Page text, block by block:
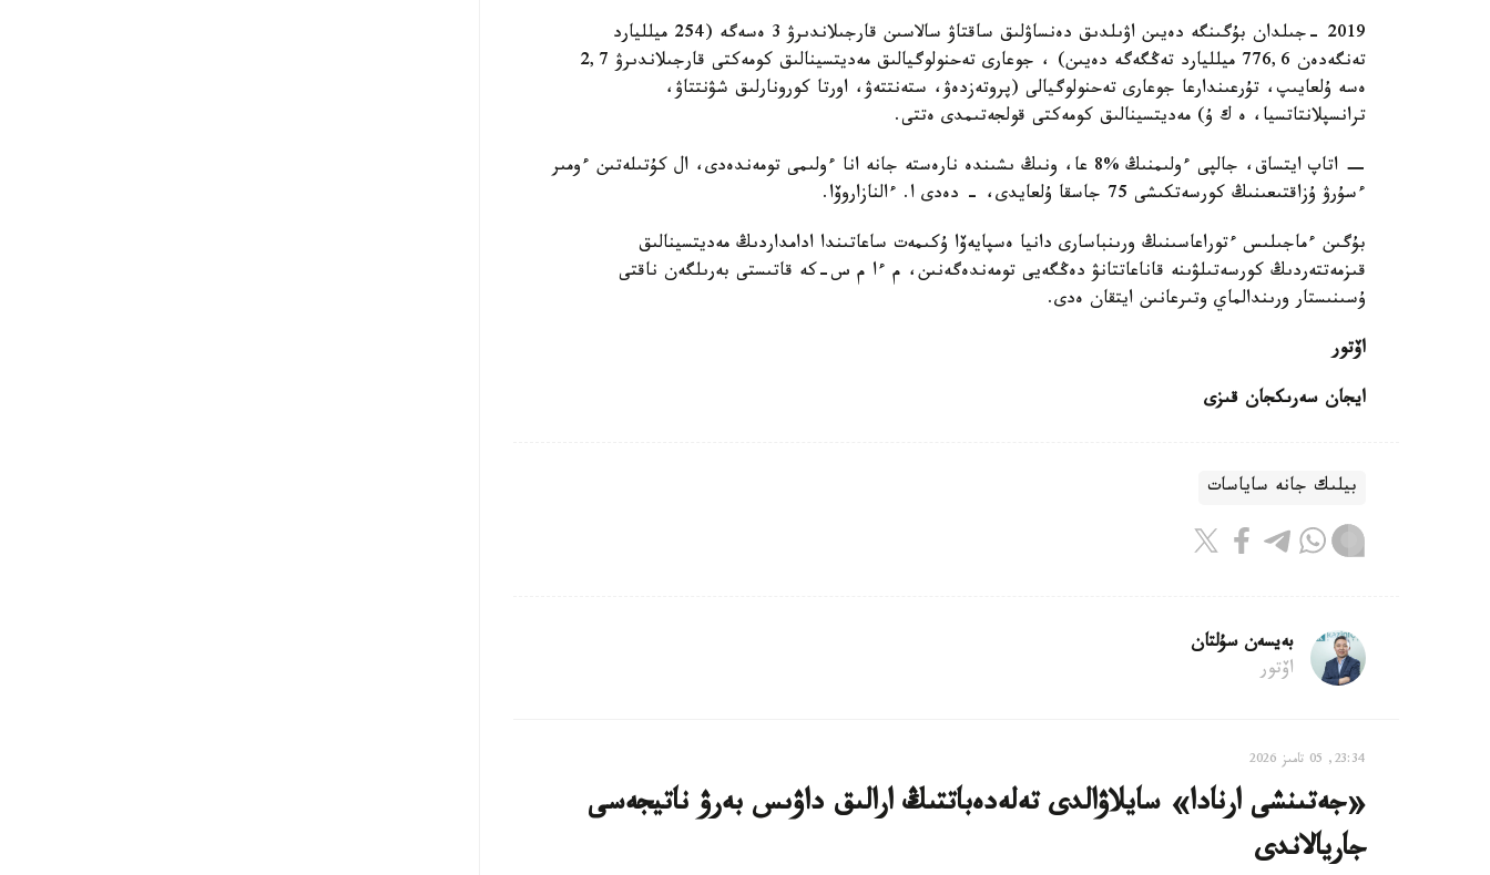
2019 -جىلدان بۇگىنگە دەيىن اۋىلدىق دەنساۋلىق ساقتاۋ سالاسىن قارجىلاندىرۋ 3 ەسەگە (254 ميلليارد
تەنگەدەن 776,6 ميلليارد تەڭگەگە دەيىن) ، جوعارى تەحنولوگيالىق مەديتسينالىق كومەكتى قارجىلاندىرۋ 2,7
ەسە ۇلعايىپ، تۇرعىندارعا جوعارى تەحنولوگيالى (پروتەزدەۋ، ستەنتتەۋ، اورتا كورونارلىق شۋنتتاۋ،
ترانسپلانتاتسيا، ە ك ۇ) مەديتسينالىق كومەكتى قولجەتىمدى ەتتى.
− اتاپ ايتساق، جالپى ءولىمنىڭ %8 عا، ونىڭ ىشىندە نارەستە جانە انا ءولىمى تومەندەدى، ال كۇتىلەتىن ءومىر
ءسۇرۋ ۇزاقتىعىنىڭ كورسەتكىشى 75 جاسقا ۇلعايدى، - دەدى ا. ءالنازاروۆا.
بۇگىن ءماجىلىس ءتوراعاسىنىڭ ورىنباسارى دانيا ەسپايەۆا ۇكىمەت ساعاتىندا ادامداردىڭ مەديتسينالىق
قىزمەتتەردىڭ كورسەتىلۋىنە قاناعاتتانۋ دەڭگەيى تومەندەگەنىن، م ءا م س-كە قاتىستى بەرىلگەن ناقتى
ۇسىنىستار ورىندالماي وتىرعانىن ايتقان ەدى.
اۆتور
ايجان سەرىكجان قىزى
بيلىك جانە ساياسات
بەيسەن سۇلتان
اۆتور
23:34, 05 تامىز 2026
«جەتىنشى ارنادا» سايلاۋالدى تەلەدەباتتىڭ ارالىق داۋىس بەرۋ ناتيجەسى
جاريالاندى